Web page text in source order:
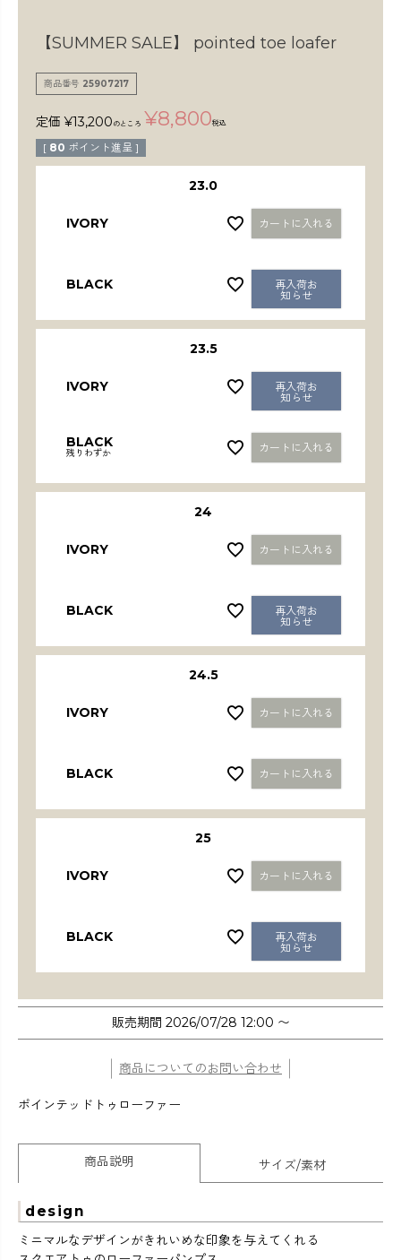
【SUMMER SALE】 pointed toe loafer
商品番号 25907217
定価 ¥13,200 のところ ¥8,800税込
[ 80 ポイント進呈 ]
23.0
IVORY カートに入れる
BLACK
再入荷お
知らせ
23.5
IVORY
再入荷お
知らせ
BLACK
残りわずか カートに入れる
24
IVORY カートに入れる
BLACK
再入荷お
知らせ
24.5
IVORY カートに入れる
BLACK カートに入れる
25
IVORY カートに入れる
BLACK
再入荷お
知らせ
販売期間 2026/07/28 12:00 〜
商品についてのお問い合わせ
ポインテッドトゥローファー
商品説明 サイズ/素材
design
ミニマルなデザインがきれいめな印象を与えてくれる